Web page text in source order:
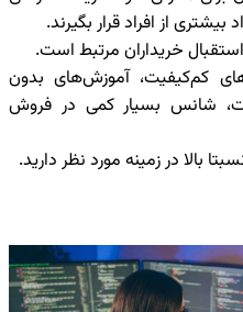
از افراد قرار بگیرند.
خریداران مرتبط است.
کم‌کیفیت، آموزش‌های بدون
شانس بسیار کمی در فروش
بالا در زمینه مورد نظر دارید.